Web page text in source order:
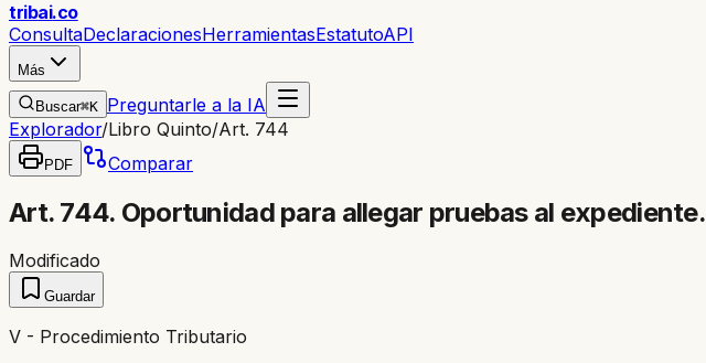
tribai.co
ConsultaDeclaracionesHerramientasEstatutoAPI
Más
Buscar⌘K Preguntarle a la IA
Explorador/Libro Quinto/Art. 744
PDF Comparar
Art. 744. Oportunidad para allegar pruebas al expediente.
Modificado
Guardar
V - Procedimiento Tributario